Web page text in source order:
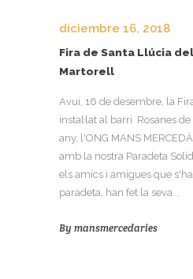
diciembre 16, 2018
Fira de Santa Llúcia
Martorell
Avui, 16 de desembre, la
instal·lat al barri Rosanes
any, l'ONG MANS
amb la nostra Paradeta
els amics i amigues que
paradeta, han fet la seva...
By mansmercedaries